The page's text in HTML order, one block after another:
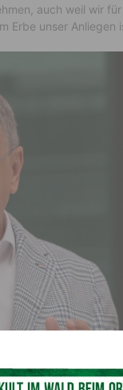
auch weil wir
Erbe unser Anliegen